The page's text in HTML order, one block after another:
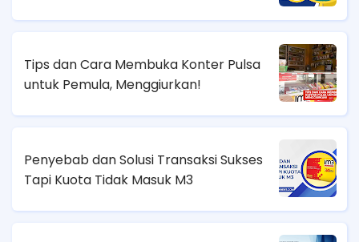
Tips dan Cara Membuka Konter Pulsa
untuk Pemula, Menggiurkan!
Penyebab dan Solusi Transaksi Sukses
Tapi Kuota Tidak Masuk M3